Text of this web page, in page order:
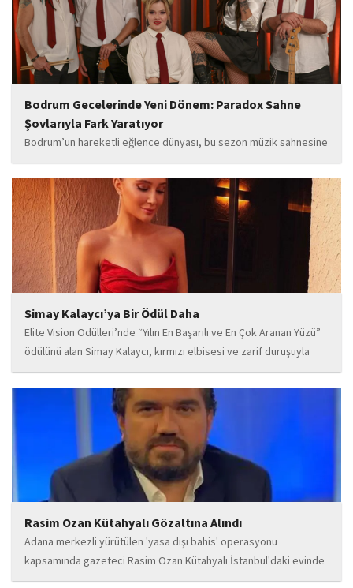
Bodrum Gecelerinde Yeni Dönem: Paradox Sahne
Şovlarıyla Fark Yaratıyor
Bodrum’un hareketli eğlence dünyası, bu sezon müzik sahnesine
iddialı bir giriş yapan “Paradox” ile yeni bir enerji kazanıyor. Güçlü
sahne performansı, uluslararası standartlardaki repertuarı ve
deneyimli müzisyen kadrosuyla dikkat çeken...
Simay Kalaycı’ya Bir Ödül Daha
Elite Vision Ödülleri’nde “Yılın En Başarılı ve En Çok Aranan Yüzü”
ödülünü alan Simay Kalaycı, kırmızı elbisesi ve zarif duruşuyla
geceye damga vurdu. Takı markasıyla da dikkat çeken Kalaycı,
Wilma...
Rasim Ozan Kütahyalı Gözaltına Alındı
Adana merkezli yürütülen 'yasa dışı bahis' operasyonu
kapsamında gazeteci Rasim Ozan Kütahyalı İstanbul'daki evinde
gözaltına alındı.